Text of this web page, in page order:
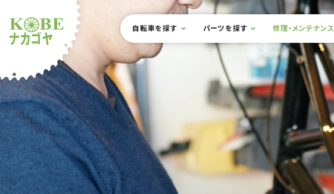
ショップナカゴヤ
サイト内メニュー
本文までスキップ
自転車を探す パーツを探す 修理・メンテナンス